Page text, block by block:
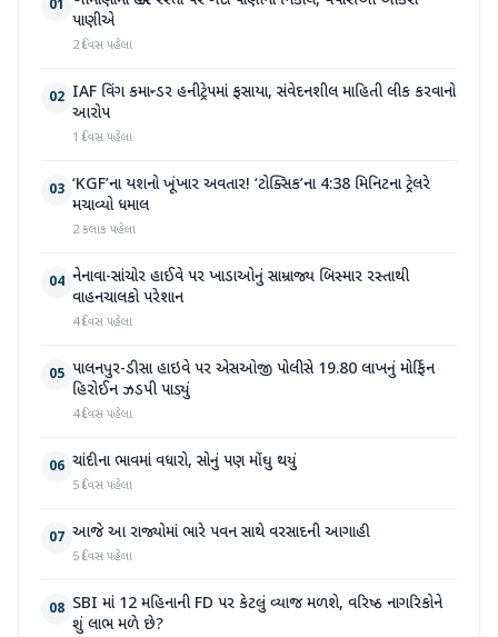
01
પાણીએ
2 દિવસ પહેલા
02 IAF વિંગ કમાન્ડર હનીટ્રેપમાં ફસાયા, સંવેદનશીલ માહિતી લીક કરવાનો
આરોપ
1 દિવસ પહેલા
03 ‘KGF’ના યશનો ખૂંખાર અવતાર! ‘ટોક્સિક’ના 4:38 મિનિટના ટ્રેલરે
મચાવ્યો ધમાલ
2 કલાક પહેલા
04 નેનાવા-સાંચોર હાઈવે પર ખાડાઓનું સામ્રાજ્ય બિસ્માર રસ્તાથી
વાહનચાલકો પરેશાન
4 દિવસ પહેલા
05 પાલનપુર-ડીસા હાઇવે પર એસઓજી પોલીસે 19.80 લાખનું મોર્ફિન
હિરોઈન ઝડપી પાડ્યું
4 દિવસ પહેલા
06 ચાંદીના ભાવમાં વધારો, સોનું પણ મોંઘુ થયું
5 દિવસ પહેલા
07 આજે આ રાજ્યોમાં ભારે પવન સાથે વરસાદની આગાહી
5 દિવસ પહેલા
08 SBI માં 12 મહિનાની FD પર કેટલું વ્યાજ મળશે, વરિષ્ઠ નાગરિકોને
શું લાભ મળે છે?